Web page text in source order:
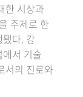
한 시상과
주제로 한
다. 강
서 기술
서의 진로와